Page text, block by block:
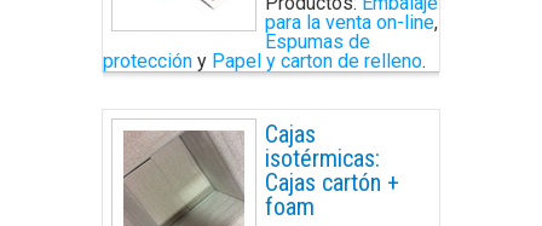
para la venta on-line,
Espumas de
protección y Papel y carton de relleno.
Cajas
isotérmicas:
Cajas cartón +
foam